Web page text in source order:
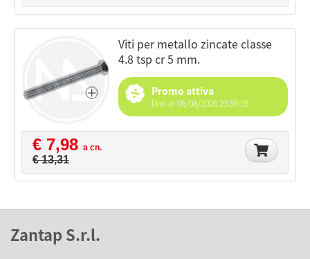
viti per metallo zincate classe
4.8 tsp cr 5 mm.
Promo attiva
fino al 06/08/2026 23:59:59
€ 7,98 a cn.
€ 13,31
Zantap S.r.l.